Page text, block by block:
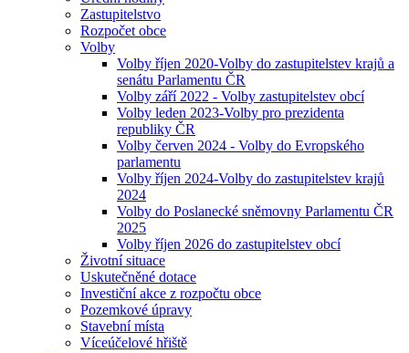
Zastupitelstvo
Rozpočet obce
Volby
Volby říjen 2020-Volby do zastupitelstev krajů a
senátu Parlamentu ČR
Volby září 2022 - Volby zastupitelstev obcí
Volby leden 2023-Volby pro prezidenta
republiky ČR
Volby červen 2024 - Volby do Evropského
parlamentu
Volby říjen 2024-Volby do zastupitelstev krajů
2024
Volby do Poslanecké sněmovny Parlamentu ČR
2025
Volby říjen 2026 do zastupitelstev obcí
Životní situace
Uskutečněné dotace
Investiční akce z rozpočtu obce
Pozemkové úpravy
Stavební místa
Víceúčelové hřiště